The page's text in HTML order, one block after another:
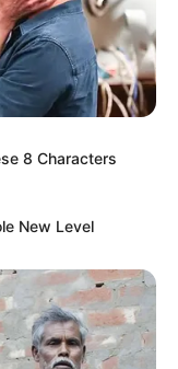
8 Characters
New Level